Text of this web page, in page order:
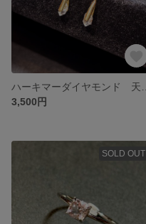
3,500円
SOLD OUT